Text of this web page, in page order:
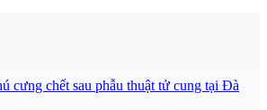
cưng chết sau phẫu thuật tử cung tại Đà